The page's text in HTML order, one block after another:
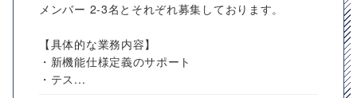
メンバー 2-3名とそれぞれ募集しております。
【具体的な業務内容】
・新機能仕様定義のサポート
・テス...